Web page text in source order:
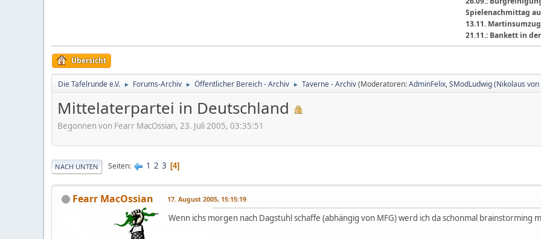
Spielenachmittag
13.11.
21.11.: Bankett in
Übersicht
Die Tafelrunde e.V. ► Forums-Archiv ► Öffentlicher Bereich - Archiv ► Taverne - Archiv(Moderatoren:AdminFelix,SModLudwig (Nikolaus
Mittelaterpartei in Deutschland
Begonnen von Fearr MacOssian, 23. Juli 2005, 03:35:51
NACH UNTEN Seiten 1 2 3 4
Fearr MacOssian 17. August 2005, 15:15:19
Wenn ichs morgen nach Dagstuhl schaffe (abhängig von MFG) werd ich da schonmal brainstorming